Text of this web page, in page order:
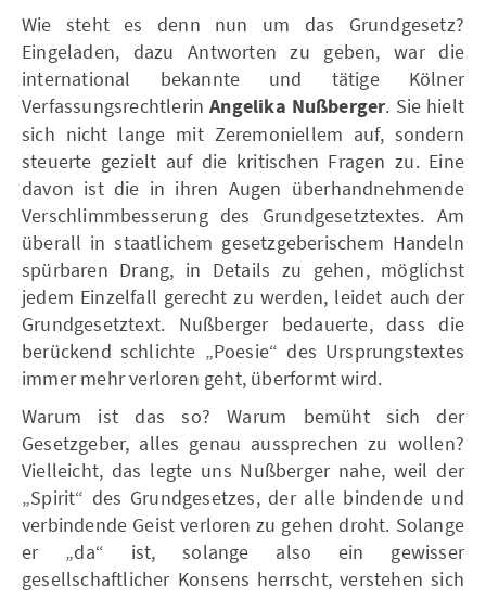
Wie steht es denn nun um das Grundgesetz?
Eingeladen, dazu Antworten zu geben, war die
international bekannte und tätige Kölner
VerfassungsrechtlerinAngelika Nußberger. Sie hielt
sich nicht lange mit Zeremoniellem auf, sondern
steuerte gezielt auf die kritischen Fragen zu. Eine
davon ist die in ihren Augen überhandnehmende
Verschlimmbesserung des Grundgesetztextes. Am
überall in staatlichem gesetzgeberischem Handeln
spürbaren Drang, in Details zu gehen, möglichst
jedem Einzelfall gerecht zu werden, leidet auch der
Grundgesetztext. Nußberger bedauerte, dass die
berückend schlichte „Poesie“ des Ursprungstextes
immer mehr verloren geht, überformt wird.
Warum ist das so? Warum bemüht sich der
Gesetzgeber, alles genau aussprechen zu wollen?
Vielleicht, das legte uns Nußberger nahe, weil der
„Spirit“ des Grundgesetzes, der alle bindende und
verbindende Geist verloren zu gehen droht. Solange
er „da“ ist, solange also ein gewisser
gesellschaftlicher Konsens herrscht, verstehen sich